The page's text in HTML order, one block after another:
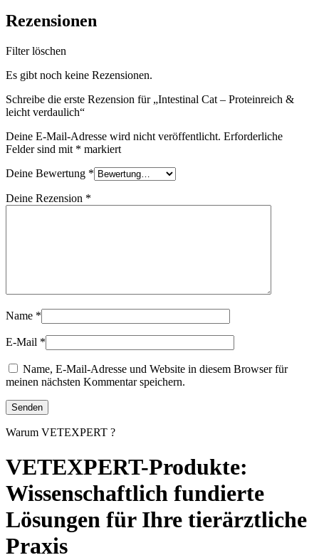
Rezensionen
Filter löschen
Es gibt noch keine Rezensionen.
Schreibe die erste Rezension für „Intestinal Cat – Proteinreich &
leicht verdaulich“
Deine E-Mail-Adresse wird nicht veröffentlicht. Erforderliche
Felder sind mit * markiert
Deine Bewertung *
Deine Rezension *
Name *
E-Mail *
Name, E-Mail-Adresse und Website in diesem Browser für
meinen nächsten Kommentar speichern.
Warum VETEXPERT ?
VETEXPERT-Produkte:
Wissenschaftlich fundierte
Lösungen für Ihre tierärztliche
Praxis